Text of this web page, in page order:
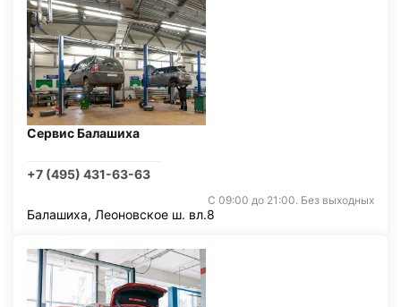
Сервис Балашиха
+7 (495) 431-63-63
С 09:00 до 21:00. Без выходных
Балашиха, Леоновское ш. вл.8